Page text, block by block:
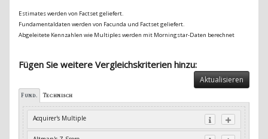
Estimates werden von Factset geliefert.
Fundamentaldaten werden von Facunda und Factset geliefert.
Abgeleitete Kennzahlen wie Multiples werden mit Morningstar-Daten berechnet
Fügen Sie weitere Vergleichskriterien hinzu:
Aktualisieren
Fund. Technisch
Acquirer's Multiple